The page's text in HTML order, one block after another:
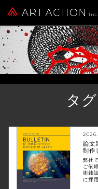
ART ACTION Inc.
タ
論文
制作
弊社
ご依
術雑
に採